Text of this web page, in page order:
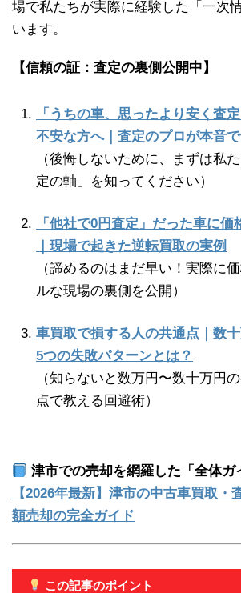
場で私たちが実際に経験した「一次
います。
【信頼の証：査定の裏側公開中】
「うちの車、思ったより安く査
不安な方へ｜査定のプロが本音
（後悔しないために、まずは私
定の軸」を知ってください）
「他社で0円査定」だった車に価
｜現場で起きた逆転買取の実例
（諦めるのはまだ早い！実際に
ルな現場の裏側を公開）
車買取で損する人の共通点｜数
5つの失敗パターンとは？
（知らないと数万円〜数十万円
点で教える回避術）
津市での売却を網羅した「全体ガ
【2026年最新】津市の中古車買取・
額売却の完全ガイド
この記事のポイント